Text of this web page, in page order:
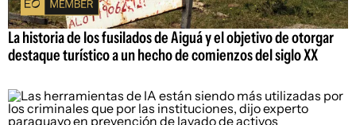
La historia de los fusilados de Aiguá y el objetivo de otorgar
destaque turístico a un hecho de comienzos del siglo XX